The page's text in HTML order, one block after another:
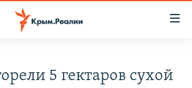
5 гектаров сухой